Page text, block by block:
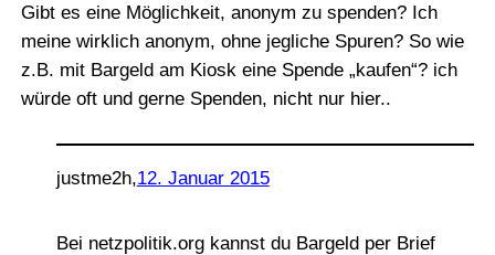
Gibt es eine Möglichkeit, anonym zu spenden? Ich
meine wirklich anonym, ohne jegliche Spuren? So wie
z.B. mit Bargeld am Kiosk eine Spende „kaufen“? ich
würde oft und gerne Spenden, nicht nur hier..
justme2h,12. Januar 2015
Bei netzpolitik.org kannst du Bargeld per Brief